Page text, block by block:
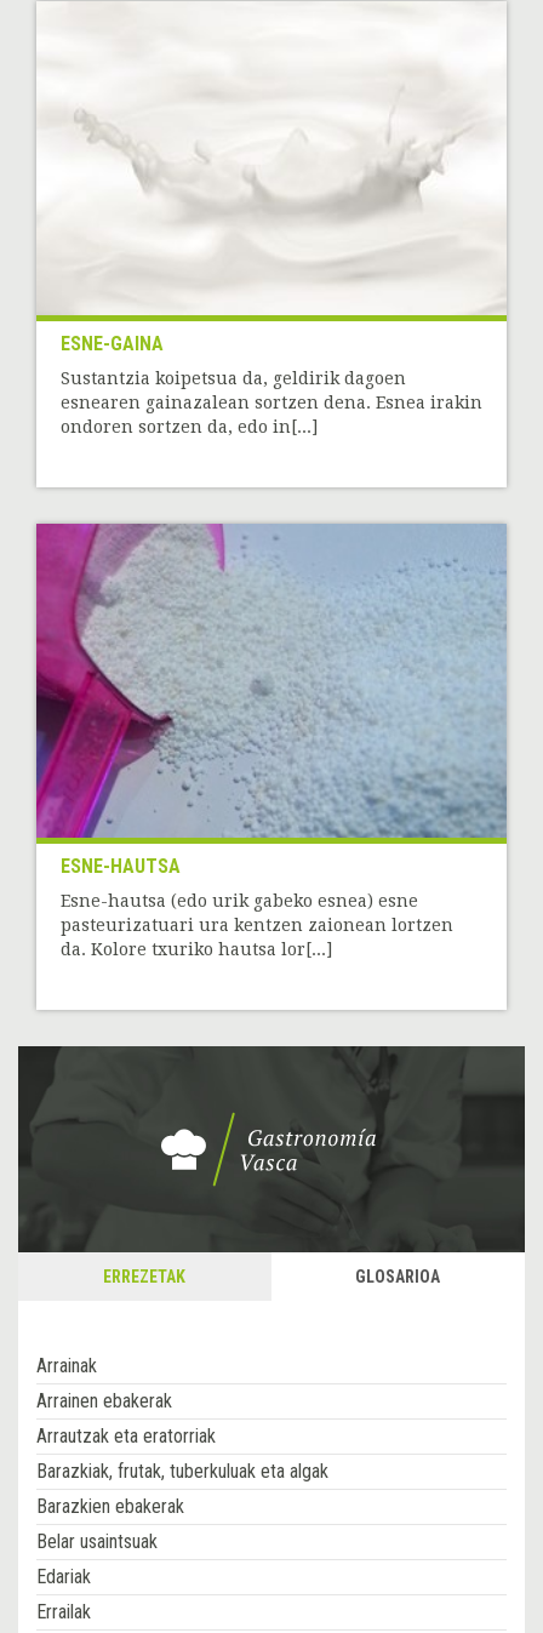
ESNE-GAINA
Sustantzia koipetsua da, geldirik dagoen
esnearen gainazalean sortzen dena. Esnea irakin
ondoren sortzen da, edo in[...]
ESNE-HAUTSA
Esne-hautsa (edo urik gabeko esnea) esne
pasteurizatuari ura kentzen zaionean lortzen
da. Kolore txuriko hautsa lor[...]
ERREZETAK GLOSARIOA
Arrainak
Arrainen ebakerak
Arrautzak eta eratorriak
Barazkiak, frutak, tuberkuluak eta algak
Barazkien ebakerak
Belar usaintsuak
Edariak
Errailak